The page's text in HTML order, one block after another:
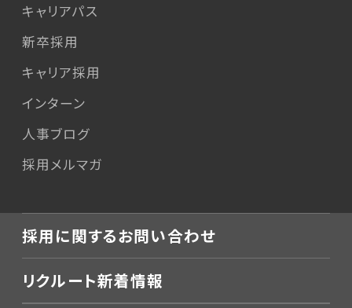
キャリアパス
新卒採用
キャリア採用
インターン
人事ブログ
採用メルマガ
採用に関するお問い合わせ
リクルート新着情報